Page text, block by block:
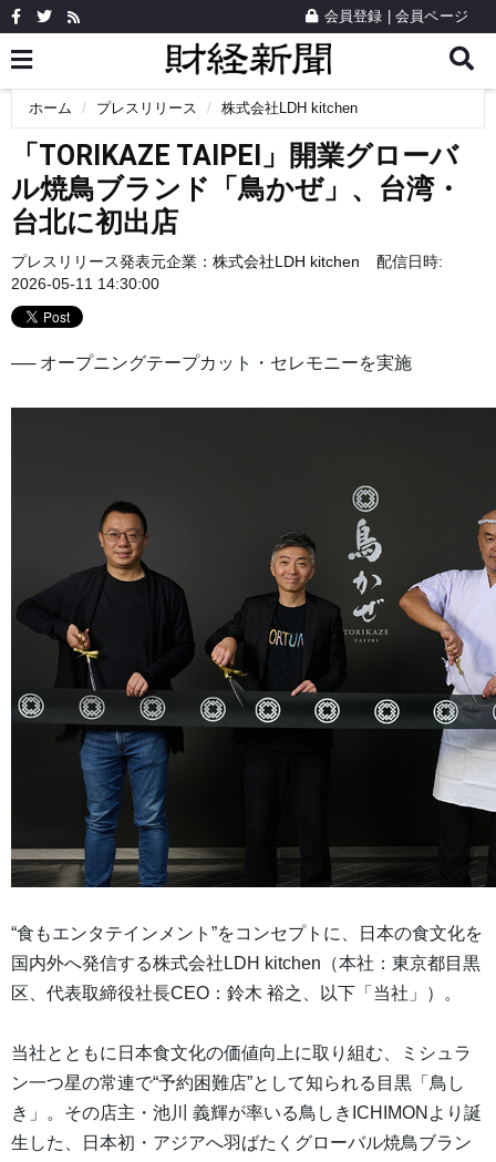
会員登録 会員ページ
ホーム プレスリリース 株式会社LDH kitchen
「TORIKAZE TAIPEI」開業グローバ
ル焼鳥ブランド「鳥かぜ」、台湾・
台北に初出店
プレスリリース発表元企業： 株式会社LDH kitchen
配信日時:
2026-05-11 14:30:00
── オープニングテープカット・セレモニーを実施
“食もエンタテインメント”をコンセプトに、日本の食文化を
国内外へ発信する株式会社LDH kitchen（本社：東京都目黒
区、代表取締役社長CEO：鈴木 裕之、以下「当社」）。
当社とともに日本食文化の価値向上に取り組む、ミシュラ
ン一つ星の常連で“予約困難店”として知られる目黒「鳥し
き」。その店主・池川 義輝が率いる鳥しきICHIMONより誕
生した、日本初・アジアへ羽ばたくグローバル焼鳥ブラン